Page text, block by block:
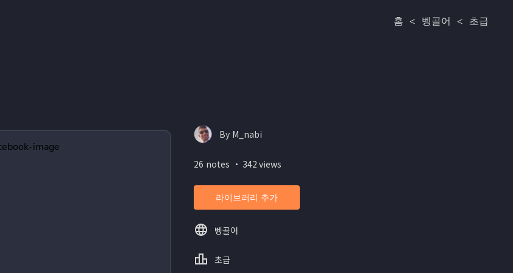
홈 < 벵골어 < 초급
By M_nabi
26 notes ・ 342 views
라이브러리 추가
벵골어
초급